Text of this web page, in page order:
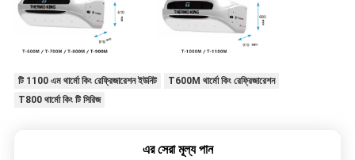
টি 1100 এম থার্মো কিং রেফ্রিজারেশন ইউনিট
T600M থার্মো কিং রেফ্রিজারেশন
T800 থার্মো কিং টি সিরিজ
এর সেরা মূল্য পান